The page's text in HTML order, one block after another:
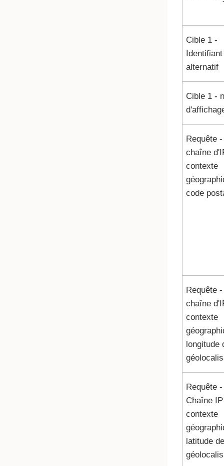
Cible 1 -
Identifiant
alternatif
Cible 1 -
Requête -
chaîne
contexte
code
Requête -
chaîne
contexte
longitude
Requête -
Chaîne
contexte
latitude de